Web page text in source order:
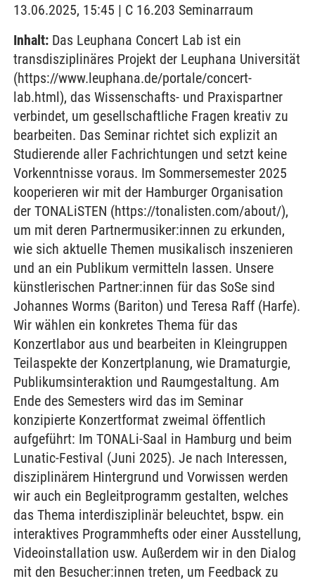
13.06.2025, 15:45 | C 16.203 Seminarraum
Inhalt: Das Leuphana Concert Lab ist ein
transdisziplinäres Projekt der Leuphana Universität
(https://www.leuphana.de/portale/concert-
lab.html), das Wissenschafts- und Praxispartner
verbindet, um gesellschaftliche Fragen kreativ zu
bearbeiten. Das Seminar richtet sich explizit an
Studierende aller Fachrichtungen und setzt keine
Vorkenntnisse voraus. Im Sommersemester 2025
kooperieren wir mit der Hamburger Organisation
der TONALiSTEN (https://tonalisten.com/about/),
um mit deren Partnermusiker:innen zu erkunden,
wie sich aktuelle Themen musikalisch inszenieren
und an ein Publikum vermitteln lassen. Unsere
künstlerischen Partner:innen für das SoSe sind
Johannes Worms (Bariton) und Teresa Raff (Harfe).
Wir wählen ein konkretes Thema für das
Konzertlabor aus und bearbeiten in Kleingruppen
Teilaspekte der Konzertplanung, wie Dramaturgie,
Publikumsinteraktion und Raumgestaltung. Am
Ende des Semesters wird das im Seminar
konzipierte Konzertformat zweimal öffentlich
aufgeführt: Im TONALi-Saal in Hamburg und beim
Lunatic-Festival (Juni 2025). Je nach Interessen,
disziplinärem Hintergrund und Vorwissen werden
wir auch ein Begleitprogramm gestalten, welches
das Thema interdisziplinär beleuchtet, bspw. ein
interaktives Programmhefts oder einer Ausstellung,
Videoinstallation usw. Außerdem wir in den Dialog
mit den Besucher:innen treten, um Feedback zu